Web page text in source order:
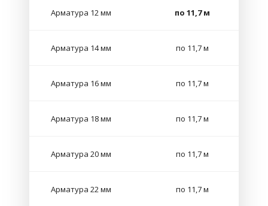
Арматура 12 мм по 11,7 м
Арматура 14 мм по 11,7 м
Арматура 16 мм по 11,7 м
Арматура 18 мм по 11,7 м
Арматура 20 мм по 11,7 м
Арматура 22 мм по 11,7 м